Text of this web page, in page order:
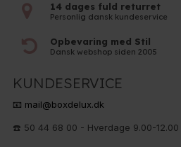
14 dages fuld returret
Personlig dansk kundeservice
Opbevaring med Stil
Dansk webshop siden 2005
KUNDESERVICE
📧 mail@boxdelux.dk
☎️ 50 44 68 00 - Hverdage 9.00-12.00